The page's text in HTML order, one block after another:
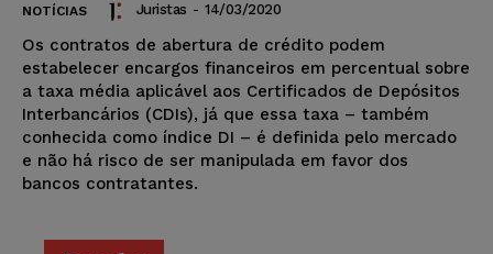
NOTÍCIAS Juristas - 14/03/2020
Os contratos de abertura de crédito podem
estabelecer encargos financeiros em percentual sobre
a taxa média aplicável aos Certificados de Depósitos
Interbancários (CDIs), já que essa taxa – também
conhecida como índice DI – é definida pelo mercado
e não há risco de ser manipulada em favor dos
bancos contratantes.